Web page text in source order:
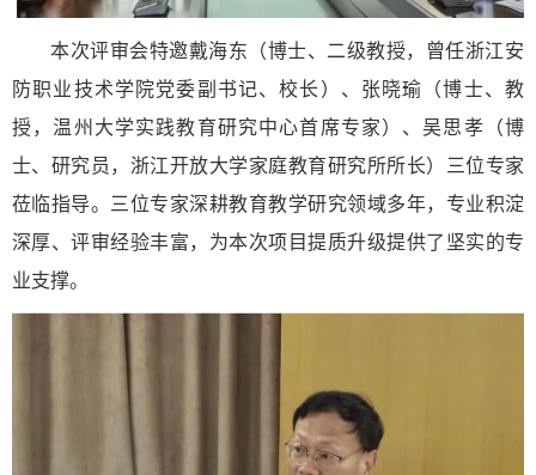
本次评审会特邀戴海东（博士、二级教授，曾任浙江安
防职业技术学院党委副书记、校长）、张晓瑜（博士、教
授，温州大学实践教育研究中心首席专家）、吴思孝（博
士、研究员，浙江开放大学家庭教育研究所所长）三位专家
莅临指导。三位专家深耕教育教学研究领域多年，专业积淀
深厚、评审经验丰富，为本次项目提质升级提供了坚实的专
业支撑。